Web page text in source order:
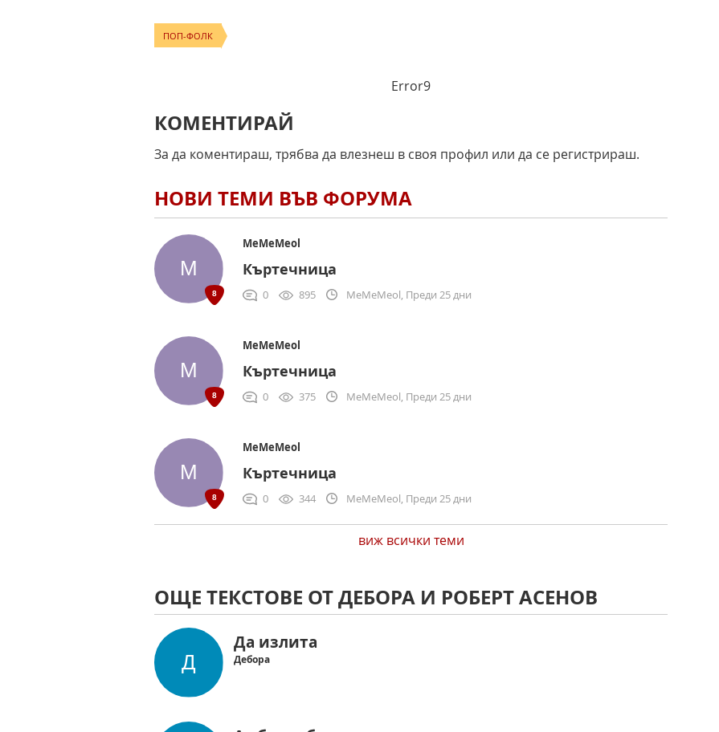
ПОП-ФОЛК
Error9
КОМЕНТИРАЙ
За да коментираш, трябва да влезнеш в своя профил или да се регистрираш.
НОВИ ТЕМИ ВЪВ ФОРУМА
MeMeMeol
Къртечница
0 895 MeMeMeol, Преди 25 дни
MeMeMeol
Къртечница
0 375 MeMeMeol, Преди 25 дни
MeMeMeol
Къртечница
0 344 MeMeMeol, Преди 25 дни
виж всички теми
ОЩЕ ТЕКСТОВЕ ОТ ДЕБОРА И РОБЕРТ АСЕНОВ
Да излита
Дебора